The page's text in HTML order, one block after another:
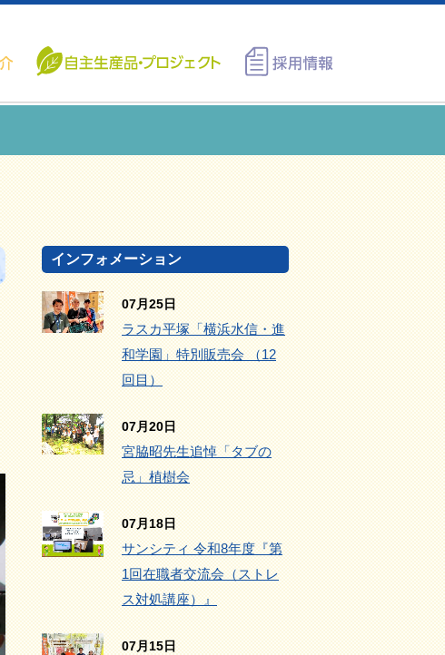
インフォメーション
07月25日
ラスカ平塚「横浜水信・進
和学園」特別販売会 （12
回目）
07月20日
宮脇昭先生追悼「タブの
忌」植樹会
07月18日
サンシティ 令和8年度『第
1回在職者交流会（ストレ
ス対処講座）』
07月15日